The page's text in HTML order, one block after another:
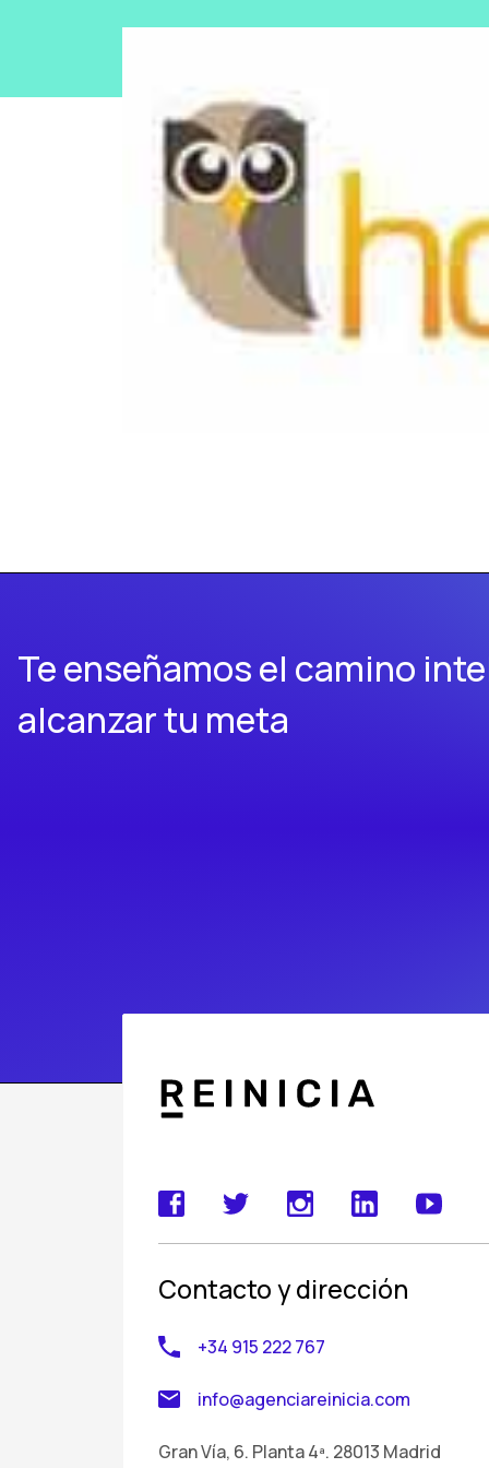
Te enseñamos el camino
alcanzar tu meta
Contacto y dirección
+34 915 222 767
info@agenciareinicia.com
Gran Vía, 6. Planta 4ª. 28013 Madrid